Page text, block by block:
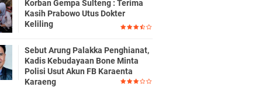
Korban Gempa Sulteng : Terima
Kasih Prabowo Utus Dokter
Keliling
Sebut Arung Palakka Penghianat,
Kadis Kebudayaan Bone Minta
Polisi Usut Akun FB Karaenta
Karaeng